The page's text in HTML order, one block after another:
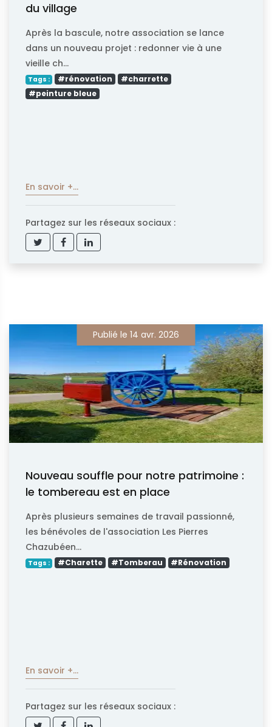
du village
Après la bascule, notre association se lance
dans un nouveau projet : redonner vie à une
vieille ch...
Tags : #rénovation
#charrette
#peinture bleue
En savoir +...
Partagez sur les réseaux sociaux :
Publié le 14 avr. 2026
Nouveau souffle pour notre patrimoine :
le tombereau est en place
Après plusieurs semaines de travail passionné,
les bénévoles de l'association Les Pierres
Chazubéen...
Tags : #Charette #Tomberau #Rénovation
En savoir +...
Partagez sur les réseaux sociaux :